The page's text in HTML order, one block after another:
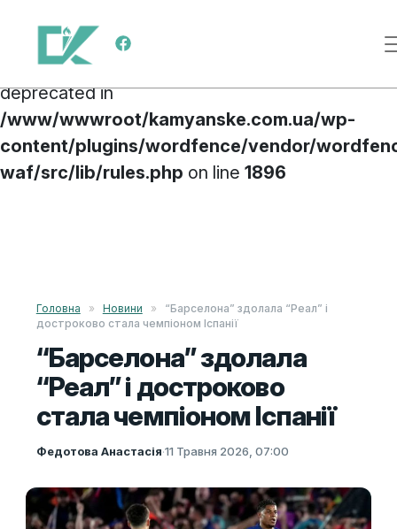
Deprecated
: preg_replace(): Passing null to
parameter #3 ($subject) of type array|string is
deprecated in
/www/wwwroot/kamyanske.com.ua/wp-
content/plugins/wordfence/vendor/
waf/src/lib/rules.php on line 1896
Main Navigation
Головна » Новини »
“Барселона” здолала “Реал” і
достроково стала чемпіоном Іспанії
“Барселона” здолала
“Реал” і достроково
стала чемпіоном Іспанії
Федотова Анастасія·11 Травня 2026, 07:00